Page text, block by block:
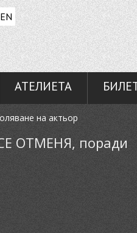
EN
АТЕЛИЕТА
на актьор
ОТМЕНЯ, поради